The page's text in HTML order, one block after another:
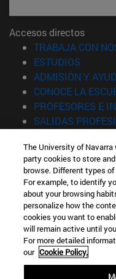
Accesos directos
TRABAJA CON
ESTUDIOS
ADMISIÓN Y
CONOCE LA
PROFESORES E
SALIDAS
Información
TFNO +34 943 21 98 77
¿QUÉ GRADO TE
¿QUÉ MÁSTER TE
© Universidad de
Información legal
Accesibilidad
Configuración de
The University of
party cookies to store
browse. Different types
For example, to identify
about your browsing
personalize how the
cookies you want to
will remain active until
For more detailed
our Cookie Policy.